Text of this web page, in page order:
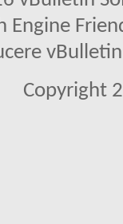
Engine
Copyright